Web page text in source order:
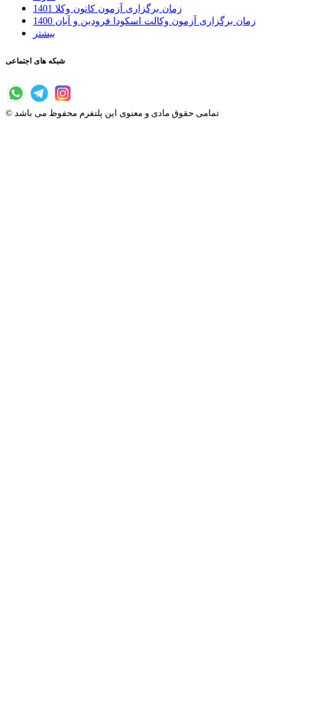
زمان برگزاری آزمون کانون وکلا 1401
زمان برگزاری آزمون وکالت اسکودا فرودین و آبان 1400
بیشتر
شبکه های اجتماعی
© تمامی حقوق مادی و معنوی این پلتفرم محفوظ می باشد